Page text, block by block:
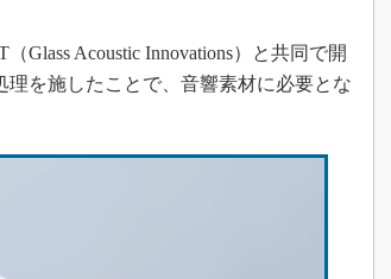
Glass Acoustic Innovations）と共同で開
を施したことで、音響素材に必要とな